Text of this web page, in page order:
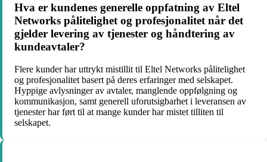
Hva er kundenes generelle oppfatning av Eltel
Networks pålitelighet og profesjonalitet når det
gjelder levering av tjenester og håndtering av
kundeavtaler?
Flere kunder har uttrykt mistillit til Eltel Networks pålitelighet
og profesjonalitet basert på deres erfaringer med selskapet.
Hyppige avlysninger av avtaler, manglende oppfølgning og
kommunikasjon, samt generell uforutsigbarhet i leveransen av
tjenester har ført til at mange kunder har mistet tilliten til
selskapet.